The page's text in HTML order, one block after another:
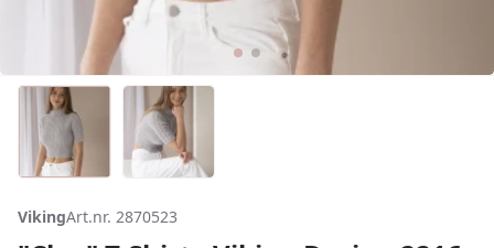
VikingArt.nr. 2870523